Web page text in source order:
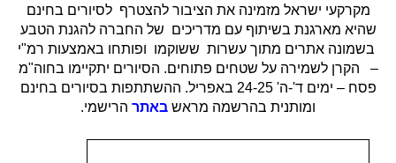
מקרקעי ישראל מזמינה את הציבור להצטרף לסיורים בחינם
שהיא מארגנת בשיתוף עם מדריכים של החברה להגנת הטבע
בשמונה אתרים מתוך עשרות ששוקמו ופותחו באמצעות רמ"י
– הקרן לשמירה על שטחים פתוחים. הסיורים יתקיימו בחוה"מ
פסח – ימים ד'-ה' 24-25 באפריל. ההשתתפות בסיורים בחינם
ומותנית בהרשמה מראש באתר הרישמי.